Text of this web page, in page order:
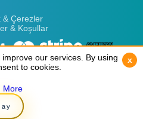
& Çerezler
& Koşullar
Rent 'n Connect
our services. By using
to cookies.
More
x
our services. By using
to cookies.
More
x